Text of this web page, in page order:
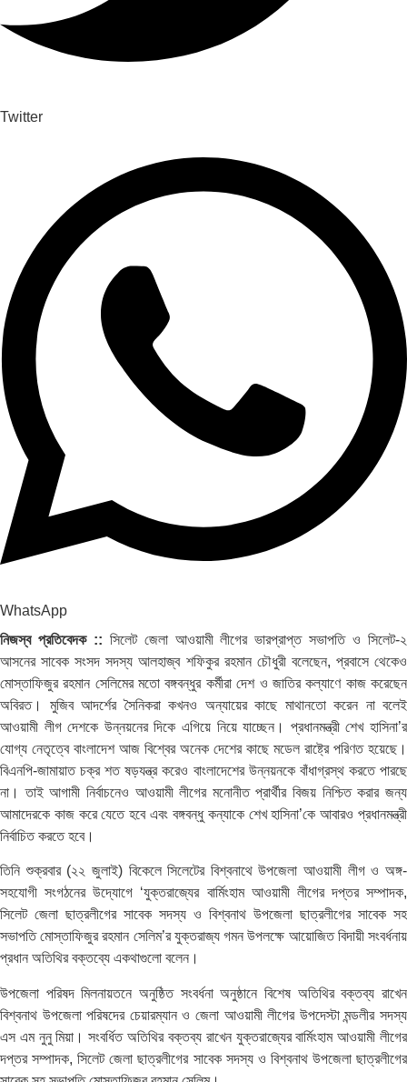
Twitter
WhatsApp
নিজস্ব প্রতিবেদক :: সিলেট জেলা আওয়ামী লীগের ভারপ্রাপ্ত সভাপতি ও সিলেট-২
আসনের সাবেক সংসদ সদস্য আলহাজ্ব শফিকুর রহমান চৌধুরী বলেছেন, প্রবাসে থেকেও
মোস্তাফিজুর রহমান সেলিমের মতো বঙ্গবন্ধুর কর্মীরা দেশ ও জাতির কল্যাণে কাজ করেছেন
অবিরত। মুজিব আদর্শের সৈনিকরা কখনও অন্যায়ের কাছে মাথানতো করেন না বলেই
আওয়ামী লীগ দেশকে উন্নয়নের দিকে এগিয়ে নিয়ে যাচ্ছেন। প্রধানমন্ত্রী শেখ হাসিনা’র
যোগ্য নেতৃত্বে বাংলাদেশ আজ বিশ্বের অনেক দেশের কাছে মডেল রাষ্ট্রে পরিণত হয়েছে।
বিএনপি-জামায়াত চক্র শত ষড়যন্ত্র করেও বাংলাদেশের উন্নয়নকে বাঁধাগ্রস্থ করতে পারছে
না। তাই আগামী নির্বাচনেও আওয়ামী লীগের মনোনীত প্রার্থীর বিজয় নিশ্চিত করার জন্য
আমাদেরকে কাজ করে যেতে হবে এবং বঙ্গবন্ধু কন্যাকে শেখ হাসিনা’কে আবারও প্রধানমন্ত্রী
নির্বাচিত করতে হবে।
তিনি শুক্রবার (২২ জুলাই) বিকেলে সিলেটের বিশ্বনাথে উপজেলা আওয়ামী লীগ ও অঙ্গ-
সহযোগী সংগঠনের উদ্যোগে ‘যুক্তরাজ্যের বার্মিংহাম আওয়ামী লীগের দপ্তর সম্পাদক,
সিলেট জেলা ছাত্রলীগের সাবেক সদস্য ও বিশ্বনাথ উপজেলা ছাত্রলীগের সাবেক সহ
সভাপতি মোস্তাফিজুর রহমান সেলিম’র যুক্তরাজ্য গমন উপলক্ষে আয়োজিত বিদায়ী সংবর্ধনায়
প্রধান অতিথির বক্তব্যে একথাগুলো বলেন।
উপজেলা পরিষদ মিলনায়তনে অনুষ্ঠিত সংবর্ধনা অনুষ্ঠানে বিশেষ অতিথির বক্তব্য রাখেন
বিশ্বনাথ উপজেলা পরিষদের চেয়ারম্যান ও জেলা আওয়ামী লীগের উপদেস্টা মন্ডলীর সদস্য
এস এম নুনু মিয়া। সংবর্ধিত অতিথির বক্তব্য রাখেন যুক্তরাজ্যের বার্মিংহাম আওয়ামী লীগের
দপ্তর সম্পাদক, সিলেট জেলা ছাত্রলীগের সাবেক সদস্য ও বিশ্বনাথ উপজেলা ছাত্রলীগের